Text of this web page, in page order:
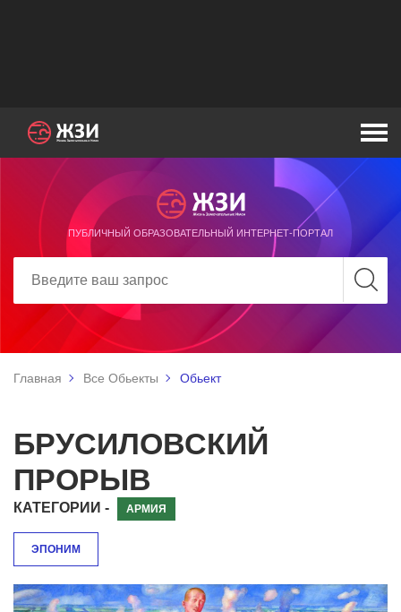
ПУБЛИЧНЫЙ ОБРАЗОВАТЕЛЬНЫЙ ИНТЕРНЕТ-ПОРТАЛ
Главная Все Обьекты Обьект
БРУСИЛОВСКИЙ
ПРОРЫВ
КАТЕГОРИИ - АРМИЯ
ЭПОНИМ